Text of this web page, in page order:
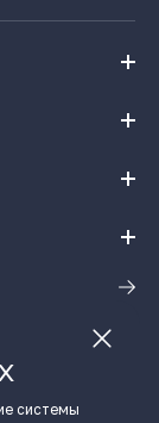
системы